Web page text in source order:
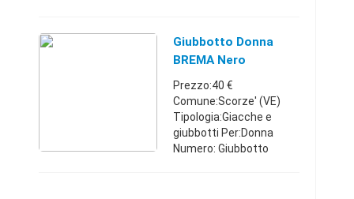
fissaggio per eventuali
protezioni Usata
Giubbotto Donna
BREMA Nero
Prezzo:40 €
Comune:Scorze' (VE)
Tipologia:Giacche e
giubbotti Per:Donna
Numero: Giubbotto